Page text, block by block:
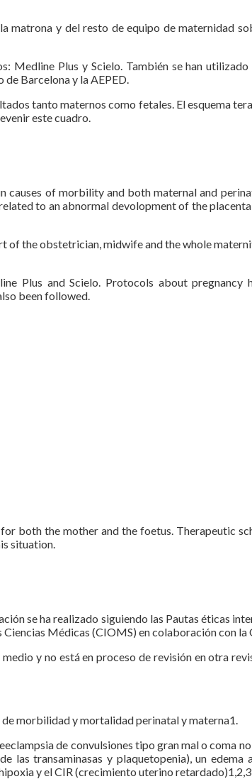
y del resto de equipo de maternidad
Medline Plus y Scielo. También se han
Barcelona y la AEPED.
tanto maternos como fetales. El esquema
este cuadro.
causes of morbility and both maternal and
to an abnormal devolopment of the
the obstetrician, midwife and the whole
Plus and Scielo. Protocols about pregnancy
been followed.
both the mother and the foetus. Therapeutic
situation.
se ha realizado siguiendo las Pautas éticas
Médicas (CIOMS) en colaboración con
y no está en proceso de revisión en otra
morbilidad y mortalidad perinatal y materna1.
de convulsiones tipo gran mal o coma
las transaminasas y plaquetopenia), un
y el CIR (crecimiento uterino